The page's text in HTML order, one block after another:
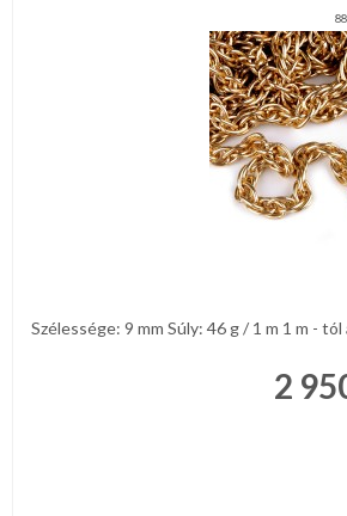
Szélessége: 9 mm Súly: 46 g / 1 m 1 m -
2